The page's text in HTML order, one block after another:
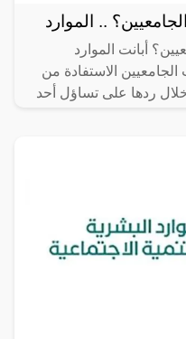
.. الموارد
أبانت الموارد
الاستفادة من
ردها على تساؤل أحد